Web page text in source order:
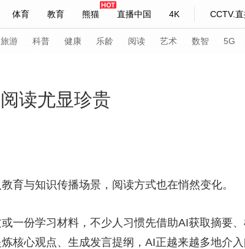
体育 教育 熊猫 直播中国 4K CCTV.
式妙语 热解读 天天学习
主持人 下载央视影音
旅游 科普 健康 乐龄 阅读 艺术 数智 5G
频道 VR/AR 4K专区 全景新闻
冬奥会 CBA NBA 中超 国足 国际足球
读尤显珍贵
育与知识传播场景，阅读方式也在悄然变化。
份学习材料，不少人习惯先借助AI获取摘要、
核心观点、生成发言提纲，AI正越来越多地介